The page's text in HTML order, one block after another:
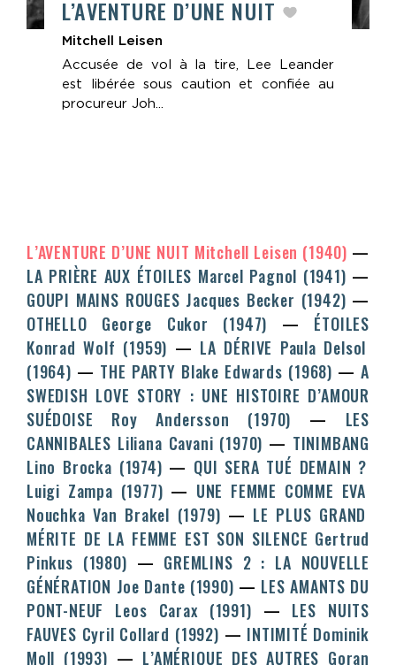
L’AVENTURE D’UNE NUIT
Mitchell Leisen
Accusée de vol à la tire, Lee Leander
est libérée sous caution et confiée au
procureur Joh...
L’AVENTURE D’UNE NUIT Mitchell Leisen (1940)
LA PRIÈRE AUX ÉTOILES Marcel Pagnol (1941)
GOUPI MAINS ROUGES Jacques Becker (1942)
OTHELLO George Cukor (1947)
ÉTOILES
Konrad Wolf (1959) LA DÉRIVE Paula Delsol
(1964)
THE PARTY Blake Edwards (1968)
A
SWEDISH LOVE STORY : UNE HISTOIRE D’AMOUR
SUÉDOISE Roy Andersson (1970)
LES
CANNIBALES Liliana Cavani (1970)
TINIMBANG
Lino Brocka (1974)
QUI SERA TUÉ DEMAIN ?
Luigi Zampa (1977)
UNE FEMME COMME EVA
Nouchka Van Brakel (1979)
LE PLUS GRAND
MÉRITE DE LA FEMME EST SON SILENCE Gertrud
Pinkus (1980)
GREMLINS 2 : LA NOUVELLE
GÉNÉRATION Joe Dante (1990)
LES AMANTS DU
PONT-NEUF Leos Carax(1991)
LES NUITS
FAUVES Cyril Collard (1992) INTIMITÉ Dominik
Moll (1993) L’AMÉRIQUE DES AUTRES Goran